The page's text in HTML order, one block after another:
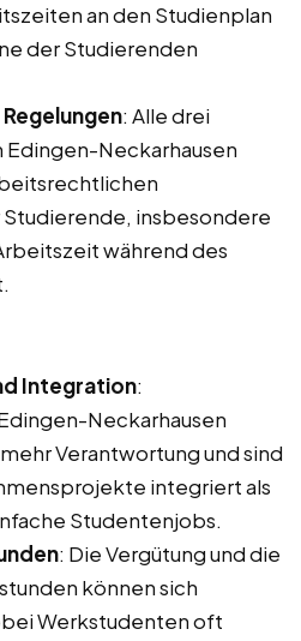
an den Studienplan
der Studierenden
: Alle drei
Edingen-Neckarhausen
insbesondere
während des
Integration:
Neckarhausen
Verantwortung und sind
integriert als
Studentenjobs.
: Die Vergütung und die
können sich
Werkstudenten oft